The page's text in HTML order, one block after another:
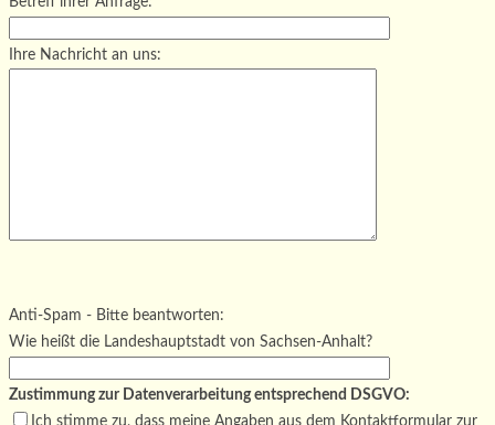
Ihre Nachricht an uns:
Bitte lasse dieses Feld leer.
Anti-Spam - Bitte beantworten:
Wie heißt die Landeshauptstadt von Sachsen-Anhalt?
Zustimmung zur Datenverarbeitung entsprechend DSGVO:
Ich stimme zu, dass meine Angaben aus dem Kontaktformular zur